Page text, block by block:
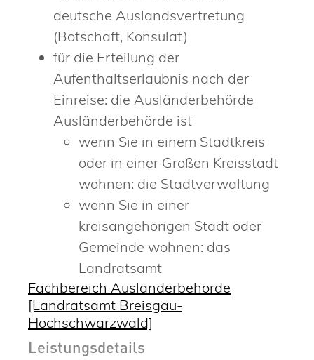
deutsche Auslandsvertretung
(Botschaft, Konsulat)
für die Erteilung der
Aufenthaltserlaubnis nach der
Einreise: die Ausländerbehörde
Ausländerbehörde ist
wenn Sie in einem Stadtkreis
oder in einer Großen Kreisstadt
wohnen: die Stadtverwaltung
wenn Sie in einer
kreisangehörigen Stadt oder
Gemeinde wohnen: das
Landratsamt
Fachbereich Ausländerbehörde
[Landratsamt Breisgau-
Hochschwarzwald]
Leistungsdetails